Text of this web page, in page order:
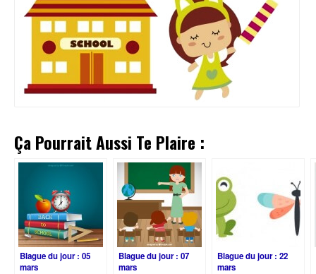
Ça Pourrait Aussi Te Plaire :
Blague du jour : 05
mars
Blague du jour : 07
mars
Blague du jour : 22
mars